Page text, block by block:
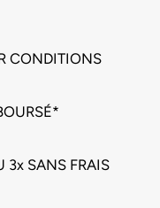
CONDITIONS
3x SANS FRAIS